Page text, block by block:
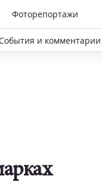
Фоторепортажи
и комментарии